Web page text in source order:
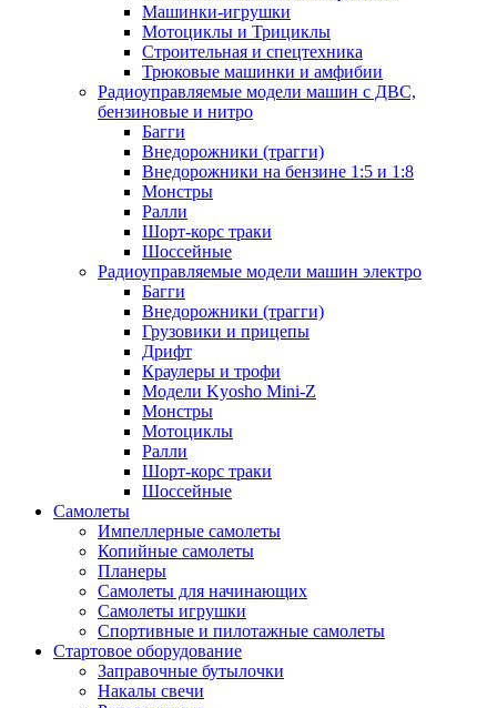
Машинки-игрушки
Мотоциклы и Трициклы
Строительная и спецтехника
Трюковые машинки и амфибии
Радиоуправляемые модели машин с ДВС,
бензиновые и нитро
Багги
Внедорожники (трагги)
Внедорожники на бензине 1:5 и 1:8
Монстры
Ралли
Шорт-корс траки
Шоссейные
Радиоуправляемые модели машин электро
Багги
Внедорожники (трагги)
Грузовики и прицепы
Дрифт
Краулеры и трофи
Модели Kyosho Mini-Z
Монстры
Мотоциклы
Ралли
Шорт-корс траки
Шоссейные
Самолеты
Импеллерные самолеты
Копийные самолеты
Планеры
Самолеты для начинающих
Самолеты игрушки
Спортивные и пилотажные самолеты
Стартовое оборудование
Заправочные бутылочки
Накалы свечи